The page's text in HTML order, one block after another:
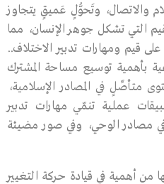
والاتصال، وتَحوُّلٍ عَميقٍ يتجاوز
التي تشكل جوهر الإنسان، مما
قيم ومهارات تدبير الاختلاف..
بأهمية توسيع مساحة المشترك
متأصِّلٍ في المصادر الإسلامية،
عملية تنمّي مهارات تدبير
في مصادر الوحي، وفي صور مضيئة
من أهمية في قيادة حركة التغيير